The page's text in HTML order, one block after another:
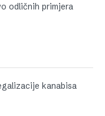
odličnih primjera
kanabisa